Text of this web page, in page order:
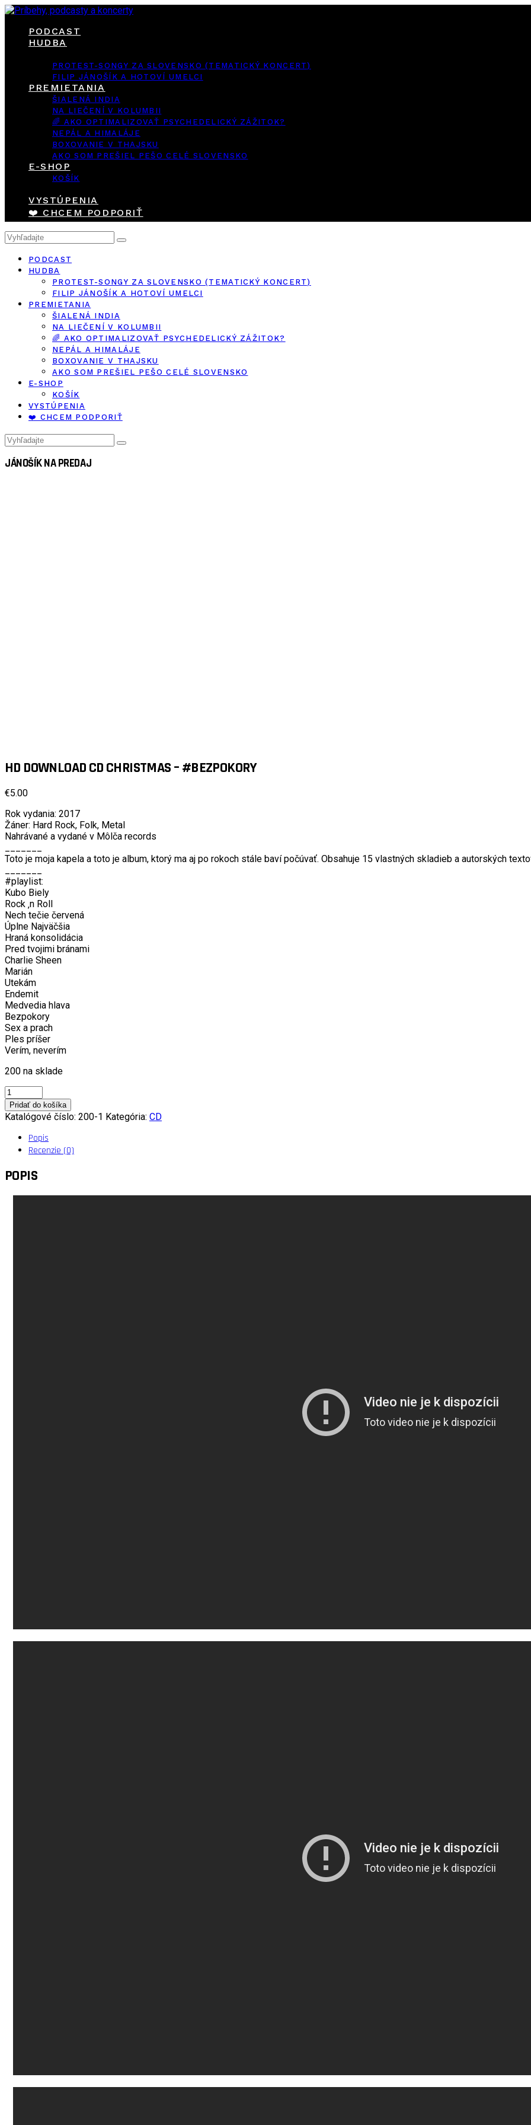
PODCAST
HUDBA
PROTEST-SONGY ZA SLOVENSKO (TEMATICKÝ KONCERT)
FILIP JÁNOŠÍK A HOTOVÍ UMELCI
PREMIETANIA
ŠIALENÁ INDIA
NA LIEČENÍ V KOLUMBII
🌈 AKO OPTIMALIZOVAŤ PSYCHEDELICKÝ ZÁŽITOK?
NEPÁL A HIMALÁJE
BOXOVANIE V THAJSKU
AKO SOM PREŠIEL PEŠO CELÉ SLOVENSKO
E-SHOP
KOŠÍK
VYSTÚPENIA
❤️ CHCEM PODPORIŤ
PODCAST
HUDBA
PROTEST-SONGY ZA SLOVENSKO (TEMATICKÝ KONCERT)
FILIP JÁNOŠÍK A HOTOVÍ UMELCI
PREMIETANIA
ŠIALENÁ INDIA
NA LIEČENÍ V KOLUMBII
🌈 AKO OPTIMALIZOVAŤ PSYCHEDELICKÝ ZÁŽITOK?
NEPÁL A HIMALÁJE
BOXOVANIE V THAJSKU
AKO SOM PREŠIEL PEŠO CELÉ SLOVENSKO
E-SHOP
KOŠÍK
VYSTÚPENIA
❤️ CHCEM PODPORIŤ
JÁNOŠÍK NA PREDAJ
HD DOWNLOAD CD CHRISTMAS – #BEZPOKORY
€5.00
Rok vydania: 2017
Žáner: Hard Rock, Folk, Metal
Nahrávané a vydané v Môlča records
Toto je moja kapela a toto je album, ktorý ma aj po rokoch stále baví počúvať. Obsahuje 15 vlastných skladieb a autorských
#playlist:
Kubo Biely
Rock ‚n Roll
Nech tečie červená
Úplne Najväčšia
Hraná konsolidácia
Pred tvojimi bránami
Charlie Sheen
Marián
Utekám
Endemit
Medvedia hlava
Bezpokory
Sex a prach
Ples príšer
Verím, neverím
200 na sklade
množstvo
HD
Download
Christmas
Pridať do košíka
Katalógové číslo: 200-1 Kategória: CD
Popis
Recenzie (0)
POPIS